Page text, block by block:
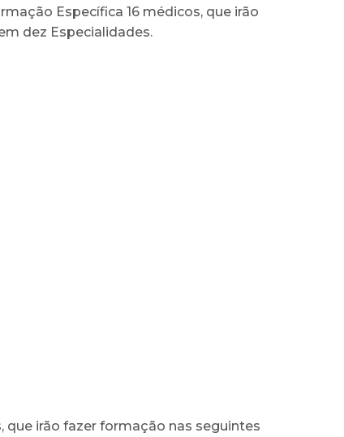
Específica 16 médicos, que irão
dez Especialidades.
que irão fazer formação nas seguintes